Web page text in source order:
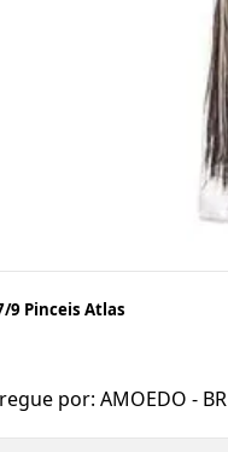
9 Pinceis Atlas
por: AMOEDO - BR